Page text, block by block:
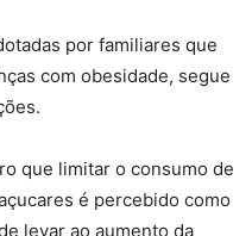
por familiares que
com obesidade, segue
que limitar o consumo de
é percebido como
levar ao aumento da